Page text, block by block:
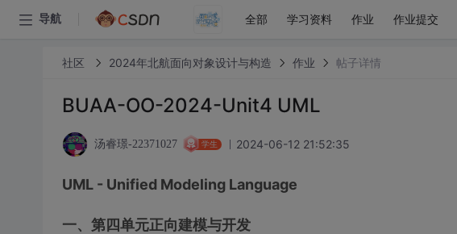
导航 全部 学习资料 作业 作业提交
社区 2024年北航面向对象设计与构造 作业 帖子详情
BUAA-OO-2024-Unit4 UML
汤睿璟-22371027 学生 2024-06-12 21:52:35
UML - Unified Modeling Language
一、第四单元正向建模与开发